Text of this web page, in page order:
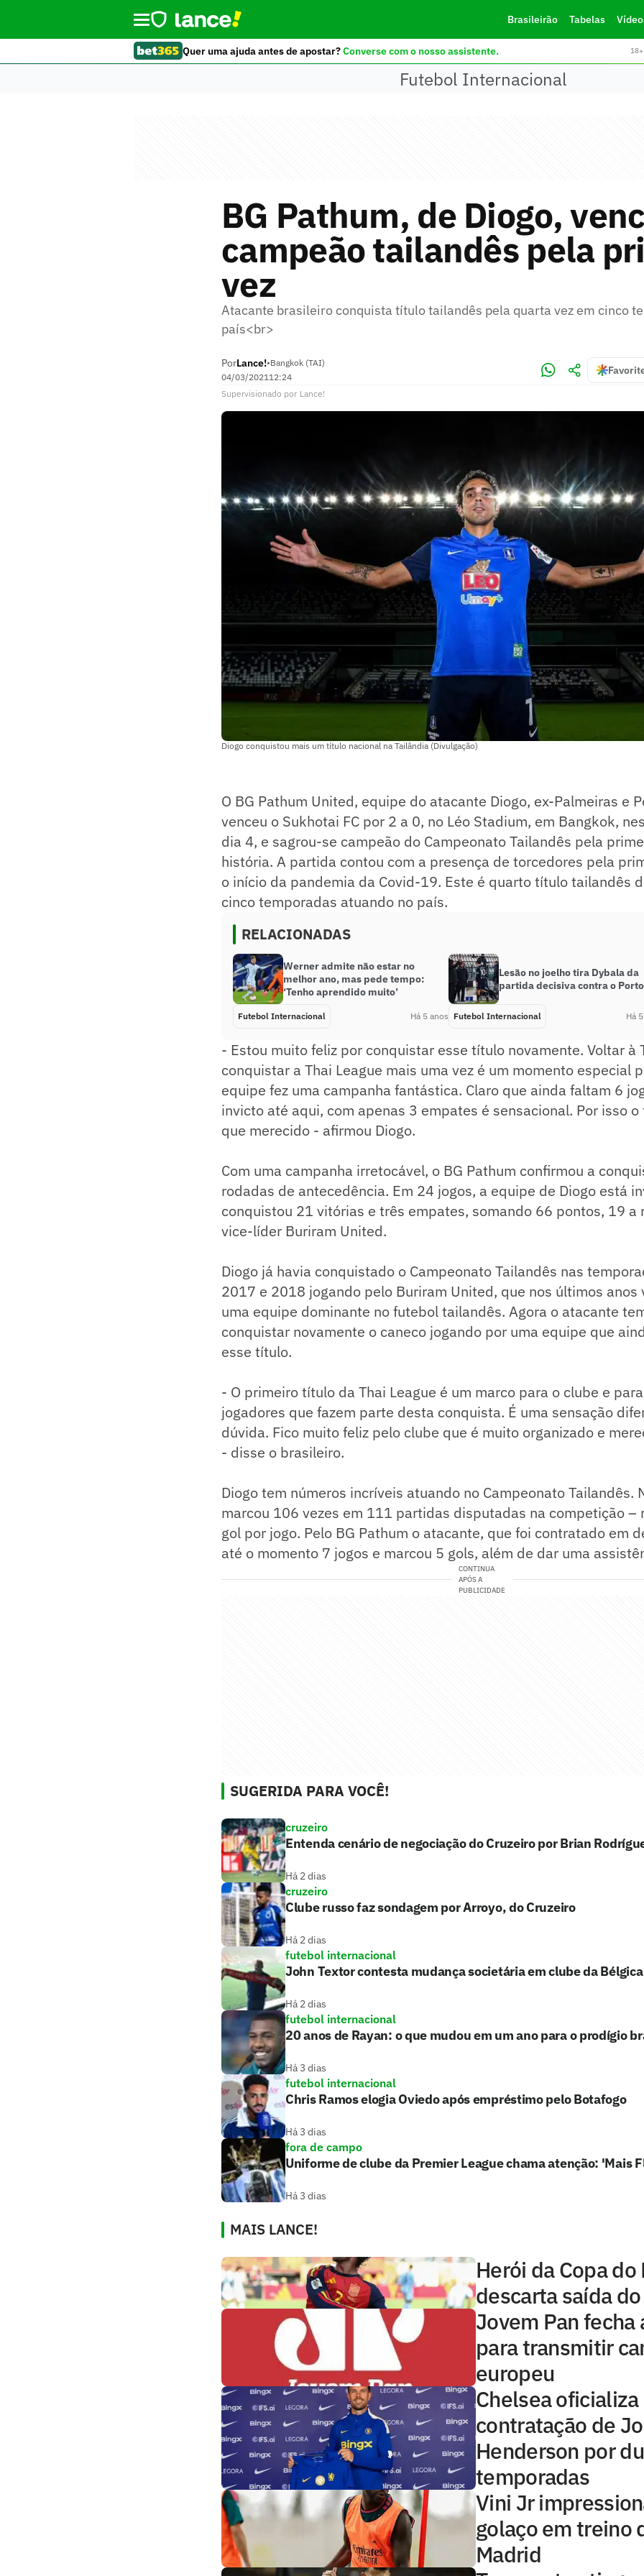
Brasileirão Tabelas
Quer uma ajuda antes de apostar?Converse com o nosso assistente.
Futebol Internacional
BG Pathum, de Diogo,
campeão tailandês pela
vez
Atacante brasileiro conquista título tailandês pela quarta vez em cinco
país<br>
PorLance!•Bangkok (TAI)
04/03/202112:24
Supervisionado por Lance!
Diogo conquistou mais um título nacional na Tailândia (Divulgação)
O BG Pathum United, equipe do atacante Diogo, ex-Palmeiras e
venceu o Sukhotai FC por 2 a 0, no Léo Stadium, em Bangkok,
dia 4, e sagrou-se campeão do Campeonato Tailandês pela
história. A partida contou com a presença de torcedores pela
o início da pandemia da Covid-19. Este é quarto título tailandês
cinco temporadas atuando no país.
RELACIONADAS
Werner admite não estar no
melhor ano, mas pede tempo:
‘Tenho aprendido muito’
Futebol Internacional Há 5 anos
Lesão no joelho tira Dybala da
partida decisiva contra o Porto
Futebol Internacional Há
- Estou muito feliz por conquistar esse título novamente. Voltar à
conquistar a Thai League mais uma vez é um momento especial
equipe fez uma campanha fantástica. Claro que ainda faltam 6
invicto até aqui, com apenas 3 empates é sensacional. Por isso
que merecido - afirmou Diogo.
Com uma campanha irretocável, o BG Pathum confirmou a
rodadas de antecedência. Em 24 jogos, a equipe de Diogo está
conquistou 21 vitórias e três empates, somando 66 pontos, 19 a
vice-líder Buriram United.
Diogo já havia conquistado o Campeonato Tailandês nas
2017 e 2018 jogando pelo Buriram United, que nos últimos anos
uma equipe dominante no futebol tailandês. Agora o atacante
conquistar novamente o caneco jogando por uma equipe que
esse título.
- O primeiro título da Thai League é um marco para o clube e
jogadores que fazem parte desta conquista. É uma sensação
dúvida. Fico muito feliz pelo clube que é muito organizado e
- disse o brasileiro.
Diogo tem números incríveis atuando no Campeonato Tailandês.
marcou 106 vezes em 111 partidas disputadas na competição –
gol por jogo. Pelo BG Pathum o atacante, que foi contratado em
até o momento 7 jogos e marcou 5 gols, além de dar uma
CONTINUA
APÓS A
PUBLICIDADE
SUGERIDA PARA VOCÊ!
cruzeiro
Entenda cenário de negociação do Cruzeiro por Brian
Há 2 dias
cruzeiro
Clube russo faz sondagem por Arroyo, do Cruzeiro
Há 2 dias
futebol internacional
John Textor contesta mudança societária em clube da Bélgica
Há 2 dias
futebol internacional
20 anos de Rayan: o que mudou em um ano para o prodígio
Há 3 dias
futebol internacional
Chris Ramos elogia Oviedo após empréstimo pelo Botafogo
Há 3 dias
fora de campo
Uniforme de clube da Premier League chama atenção: 'Mais
Há 3 dias
MAIS LANCE!
Herói da Copa
descarta saída
Jovem Pan fecha
para transmitir
europeu
Chelsea oficializa
contratação de
Henderson por
temporadas
Vini Jr
golaço em treino
Madrid